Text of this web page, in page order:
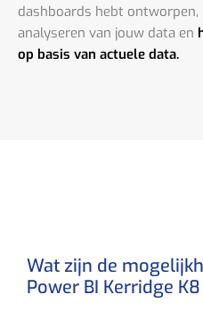
dashboards hebt ontworpen,
analyseren van jouw data en
op basis van actuele data.
Wat zijn de
Power BI Kerridge